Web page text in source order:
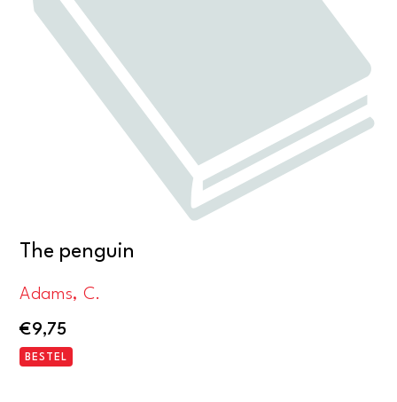
The penguin
Adams, C.
€9,75
BESTEL